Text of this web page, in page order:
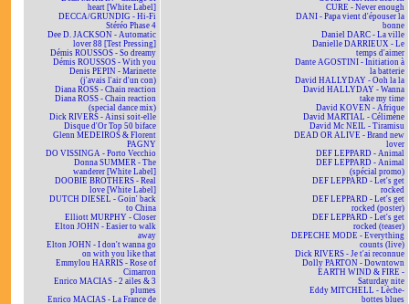
heart [White Label]
DECCA/GRUNDIG - Hi-Fi
Stéréo Phase 4
Dee D. JACKSON - Automatic
lover 88 [Test Pressing]
Démis ROUSSOS - So dreamy
Démis ROUSSOS - With you
Denis PEPIN - Marinette
(j'avais l'air d'un con)
Diana ROSS - Chain reaction
Diana ROSS - Chain reaction
(special dance mix)
Dick RIVERS - Ainsi soit-elle
Disque d'Or Top 50 biface
Glenn MEDEIROS & Florent
PAGNY
DO VISSINGA - Porto Vecchio
Donna SUMMER - The
wanderer [White Label]
DOOBIE BROTHERS - Real
love [White Label]
DUTCH DIESEL - Goin' back
to China
Elliott MURPHY - Closer
Elton JOHN - Easier to walk
away
Elton JOHN - I don't wanna go
on with you like that
Emmylou HARRIS - Rose of
Cimarron
Enrico MACIAS - 2 ailes & 3
plumes
Enrico MACIAS - La France de
CURE - Never enough
DANI - Papa vient d'épouser la
bonne
Daniel DARC - La ville
Danielle DARRIEUX - Le
temps d'aimer
Dante AGOSTINI - Initiation à
la batterie
David HALLYDAY - Ooh la la
David HALLYDAY - Wanna
take my time
David KOVEN - Afrique
David MARTIAL - Célimène
David Mc NEIL - Tiramisu
DEAD OR ALIVE - Brand new
lover
DEF LEPPARD - Animal
DEF LEPPARD - Animal
(spécial promo)
DEF LEPPARD - Let's get
rocked
DEF LEPPARD - Let's get
rocked (poster)
DEF LEPPARD - Let's get
rocked (teaser)
DEPECHE MODE - Everything
counts (live)
Dick RIVERS - Je t'ai reconnue
Dolly PARTON - Downtown
EARTH WIND & FIRE -
Saturday nite
Eddy MITCHELL - Lèche-
bottes blues